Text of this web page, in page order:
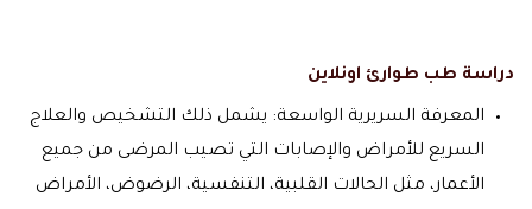
دراسة طب طوارئ اونلاين
المعرفة السريرية الواسعة: يشمل ذلك التشخيص والعلاج
السريع للأمراض والإصابات التي تصيب المرضى من جميع
الأعمار، مثل الحالات القلبية، التنفسية، الرضوض، الأمراض